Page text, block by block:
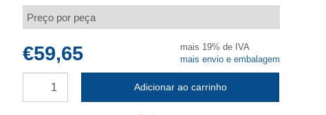
Preço por peça
€59,65
mais 19% de IVA
mais envio e embalagem
Adicionar ao carrinho